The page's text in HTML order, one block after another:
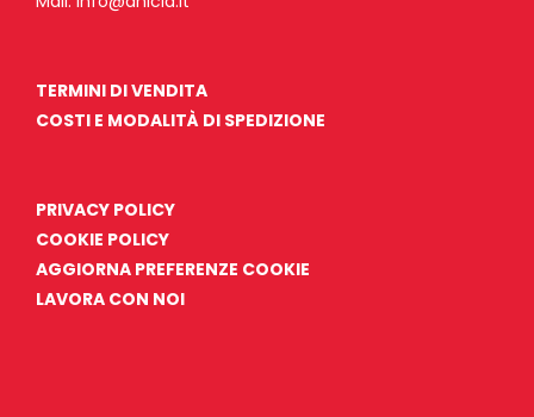
TERMINI DI VENDITA
COSTI E MODALITÀ DI SPEDIZIONE
PRIVACY POLICY
COOKIE POLICY
AGGIORNA PREFERENZE COOKIE
LAVORA CON NOI